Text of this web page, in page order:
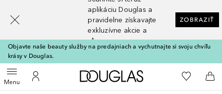
aplikáciu Douglas a
pravidelne získavajte
exkluzívne akcie a
zľavy
ZOBRAZIŤ
Objavte naše beauty služby na predajniach a vychutnajte si svoju chvíľu
krásy v Douglas.
MenuOtvoriť menuDo môjho účtu
Domov Do môjho
Do
Choď späť
Vykonajte vyhľadávanie
[navigation.slideout.screenreader]